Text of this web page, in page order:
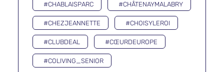
#CHABLAISPARC #CHÂTENAYMALABRY
#CHEZJEANNETTE #CHOISYLEROI
#CLUBDEAL #CŒURDEUROPE
#COLIVING_SENIOR